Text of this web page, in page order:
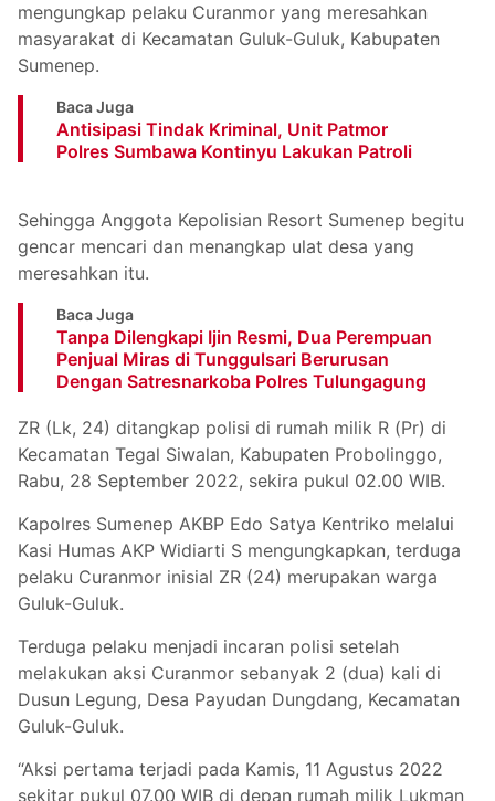
mengungkap pelaku Curanmor yang meresahkan
masyarakat di Kecamatan Guluk-Guluk, Kabupaten
Sumenep.
Baca Juga
Antisipasi Tindak Kriminal, Unit Patmor
Polres Sumbawa Kontinyu Lakukan Patroli
Sehingga Anggota Kepolisian Resort Sumenep begitu
gencar mencari dan menangkap ulat desa yang
meresahkan itu.
Baca Juga
Tanpa Dilengkapi Ijin Resmi, Dua Perempuan
Penjual Miras di Tunggulsari Berurusan
Dengan Satresnarkoba Polres Tulungagung
ZR (Lk, 24) ditangkap polisi di rumah milik R (Pr) di
Kecamatan Tegal Siwalan, Kabupaten Probolinggo,
Rabu, 28 September 2022, sekira pukul 02.00 WIB.
Kapolres Sumenep AKBP Edo Satya Kentriko melalui
Kasi Humas AKP Widiarti S mengungkapkan, terduga
pelaku Curanmor inisial ZR (24) merupakan warga
Guluk-Guluk.
Terduga pelaku menjadi incaran polisi setelah
melakukan aksi Curanmor sebanyak 2 (dua) kali di
Dusun Legung, Desa Payudan Dungdang, Kecamatan
Guluk-Guluk.
“Aksi pertama terjadi pada Kamis, 11 Agustus 2022
sekitar pukul 07.00 WIB di depan rumah milik Lukman